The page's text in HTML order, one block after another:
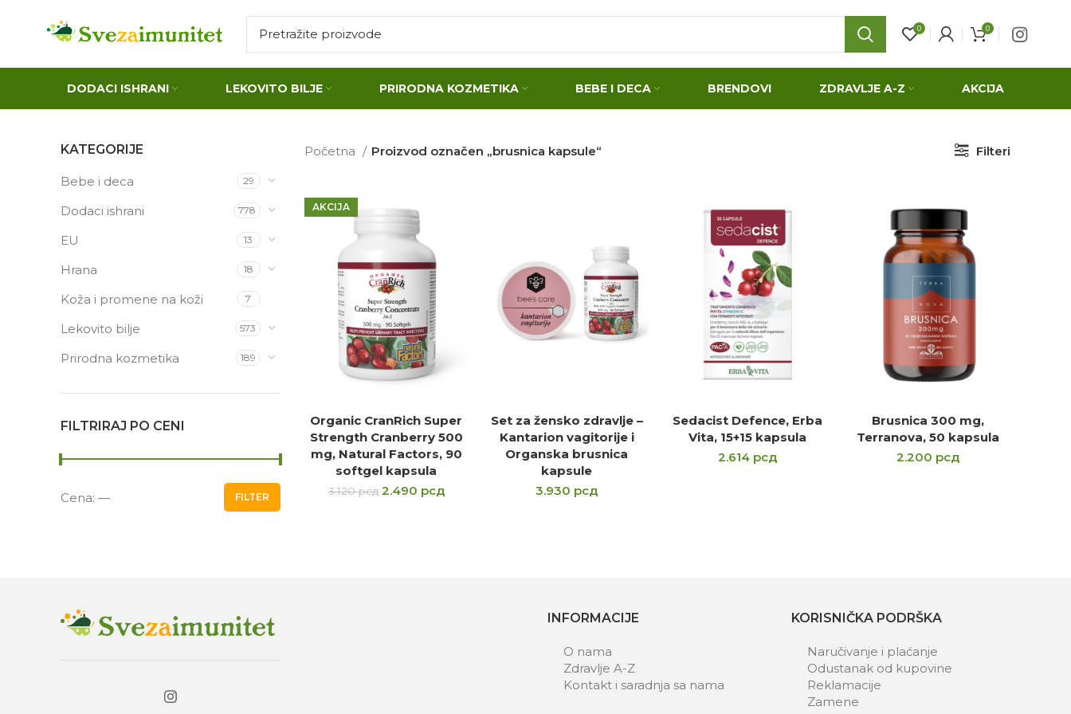
0 0
DODACI ISHRANI LEKOVITO BILJE PRIRODNA KOZMETIKA BEBE I DECA BRENDOVI ZDRAVLJE A-Z AKCIJA
KATEGORIJE
Bebe i deca 29
Dodaci ishrani 778
EU 13
Hrana 18
Koža i promene na koži 7
Lekovito bilje 573
Prirodna kozmetika 189
FILTRIRAJ PO CENI
FILTER
Cena: —
Početna Proizvod označen „brusnica kapsule“ Filteri
AKCIJA
DODAJ U KORPU
Organic CranRich Super
Strength Cranberry 500
mg, Natural Factors, 90
softgel kapsula
3.120рсд 2.490 рсд
DODAJ U KORPU
Set za žensko zdravlje –
Kantarion vagitorije i
Organska brusnica
kapsule
3.930 рсд
DODAJ U KORPU
Sedacist Defence, Erba
Vita, 15+15 kapsula
2.614 рсд
DODAJ U KORPU
Brusnica 300 mg,
Terranova, 50 kapsula
2.200 рсд
INFORMACIJE
O nama
Zdravlje A-Z
Kontakt i saradnja sa nama
KORISNIČKA PODRŠKA
Naručivanje i plaćanje
Odustanak od kupovine
Reklamacije
Zamene